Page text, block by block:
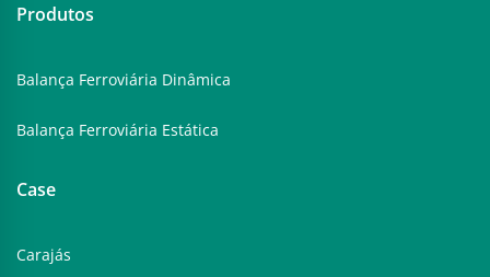
Produtos
Balança Ferroviária Dinâmica
Balança Ferroviária Estática
Case
Carajás